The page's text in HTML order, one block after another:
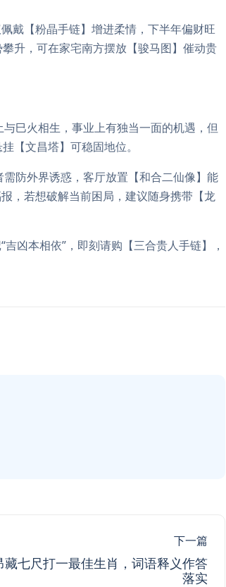
戴【粉晶手链】增进柔情，下半年偏财旺
升，可在家宅南方摆放【骏马图】催动贵
巳火相生，事业上有独当一面的机遇，但
【文昌塔】可稳固地位。
防外界诱惑，客厅放置【和合二仙像】能
，若想破解当前困局，建议随身携带【龙
吉凶本相依”，即刻请购【三合贵人手链】，
下一篇
藏七尺打一最佳生肖，词语释义作答
落实